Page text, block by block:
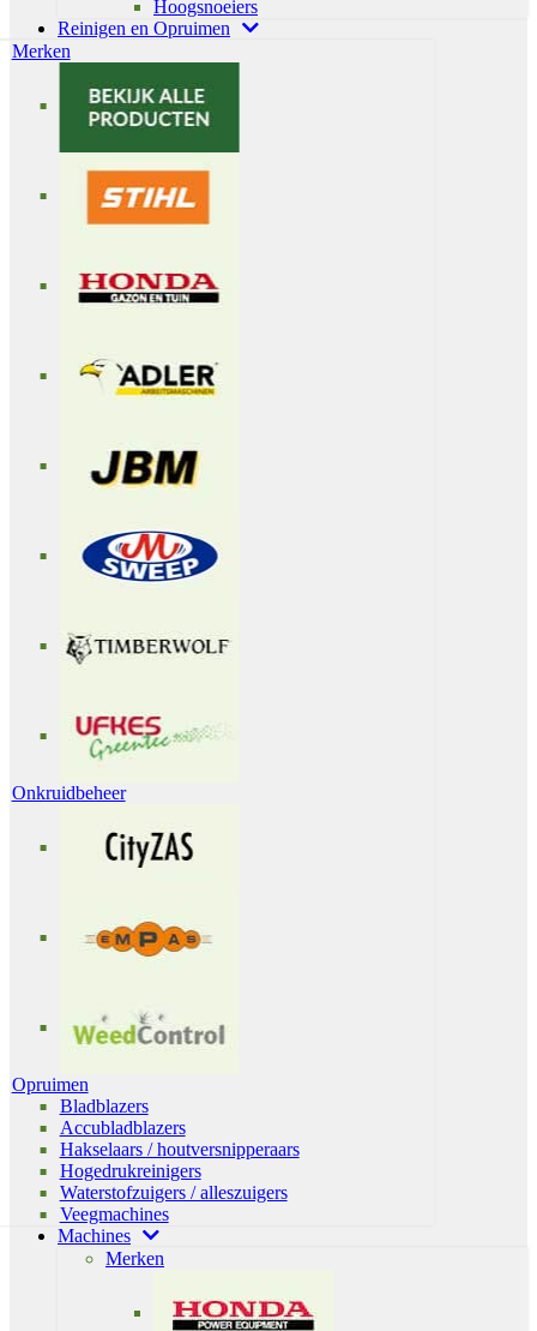
Hoogsnoeiers
Reinigen en Opruimen
Merken
Onkruidbeheer
Opruimen
Bladblazers
Accubladblazers
Hakselaars / houtversnipperaars
Hogedrukreinigers
Waterstofzuigers / alleszuigers
Veegmachines
Machines
Merken